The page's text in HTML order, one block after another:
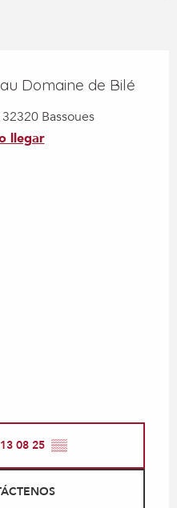
Domaine de Bilé
Bassoues
llegar
08 25 ▒▒